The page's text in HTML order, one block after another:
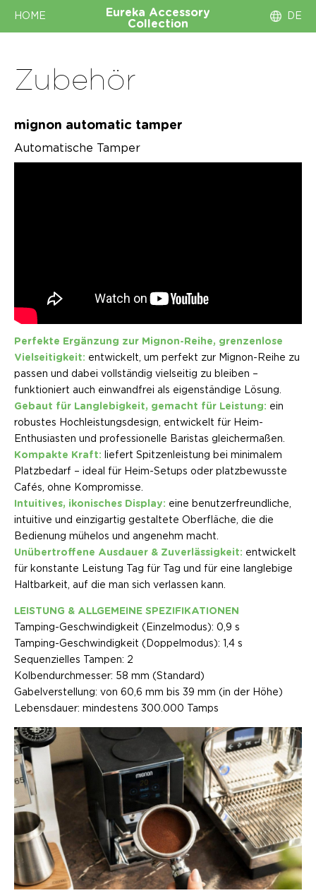
HOME Eureka Accessory
Collection
DE
Zubehör
mignon automatic tamper
Automatische Tamper
Perfekte Ergänzung zur Mignon-Reihe, grenzenlose
Vielseitigkeit: entwickelt, um perfekt zur Mignon-Reihe zu
passen und dabei vollständig vielseitig zu bleiben –
funktioniert auch einwandfrei als eigenständige Lösung.
Gebaut für Langlebigkeit, gemacht für Leistung: ein
robustes Hochleistungsdesign, entwickelt für Heim-
Enthusiasten und professionelle Baristas gleichermaßen.
Kompakte Kraft: liefert Spitzenleistung bei minimalem
Platzbedarf – ideal für Heim-Setups oder platzbewusste
Cafés, ohne Kompromisse.
Intuitives, ikonisches Display: eine benutzerfreundliche,
intuitive und einzigartig gestaltete Oberfläche, die die
Bedienung mühelos und angenehm macht.
Unübertroffene Ausdauer & Zuverlässigkeit: entwickelt
für konstante Leistung Tag für Tag und für eine langlebige
Haltbarkeit, auf die man sich verlassen kann.
LEISTUNG & ALLGEMEINE SPEZIFIKATIONEN
Tamping-Geschwindigkeit (Einzelmodus): 0,9 s
Tamping-Geschwindigkeit (Doppelmodus): 1,4 s
Sequenzielles Tampen: 2
Kolbendurchmesser: 58 mm (Standard)
Gabelverstellung: von 60,6 mm bis 39 mm (in der Höhe)
Lebensdauer: mindestens 300.000 Tamps